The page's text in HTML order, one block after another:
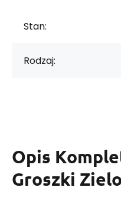
Stan:
Rodzaj:
Opis
Groszki